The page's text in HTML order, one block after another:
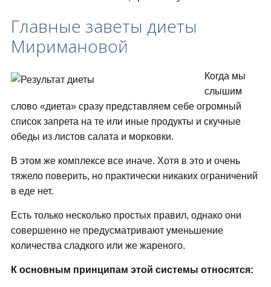
Главные заветы диеты
Миримановой
Когда мы
слышим
слово «диета» сразу представляем себе огромный
список запрета на те или иные продукты и скучные
обеды из листов салата и морковки.
В этом же комплексе все иначе. Хотя в это и очень
тяжело поверить, но практически никаких ограничений
в еде нет.
Есть только несколько простых правил, однако они
совершенно не предусматривают уменьшение
количества сладкого или же жареного.
К основным принципам этой системы относятся: